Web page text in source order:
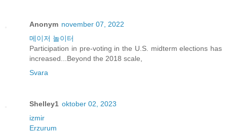
Anonym november 07, 2022
메이저 놀이터
Participation in pre-voting in the U.S. midterm elections has
increased...Beyond the 2018 scale,
Svara
Shelley1 oktober 02, 2023
izmir
Erzurum